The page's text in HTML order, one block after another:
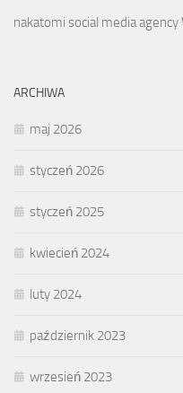
nakatomi social media agency
ARCHIWA
maj 2026
styczeń 2026
styczeń 2025
kwiecień 2024
luty 2024
październik 2023
wrzesień 2023